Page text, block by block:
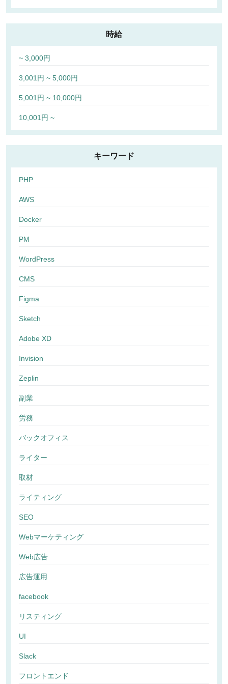
時給
~ 3,000円
3,001円 ~ 5,000円
5,001円 ~ 10,000円
10,001円 ~
キーワード
PHP
AWS
Docker
PM
WordPress
CMS
Figma
Sketch
Adobe XD
Invision
Zeplin
副業
労務
バックオフィス
ライター
取材
ライティング
SEO
Webマーケティング
Web広告
広告運用
facebook
リスティング
UI
Slack
フロントエンド